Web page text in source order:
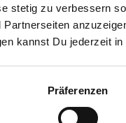
stetig zu verbessern
kannst Du jederzeit in
Präferenzen